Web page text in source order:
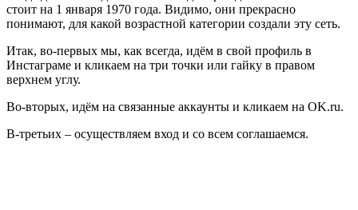
стоит на 1 января 1970 года. Видимо, они прекрасно
понимают, для какой возрастной категории создали эту сеть.
Итак, во-первых мы, как всегда, идём в свой профиль в
Инстаграме и кликаем на три точки или гайку в правом
верхнем углу.
Во-вторых, идём на связанные аккаунты и кликаем на OK.ru.
В-третьих – осуществляем вход и со всем соглашаемся.